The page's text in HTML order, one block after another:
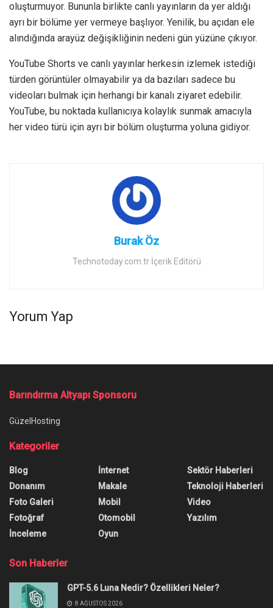
oluşturmuyor. Bununla birlikte canlı yayınların da yer aldığı
ayrı bir bölüme yer vermeye başlıyor. Yenilik, bu açıdan ele
alındığında arayüz değişikliğinin nedeni gün yüzüne çıkıyor.
YouTube Shorts ve canlı yayınlar herkesin izlemek istediği
türden görüntüler olmayabilir ya da bazıları sadece bu
videoları bulmak için herhangi bir kanalı ziyaret edebilir.
YouTube, bu noktada kullanıcıya kolaylık sunmak amacıyla
her video türü için ayrı bir bölüm oluşturma yoluna gidiyor.
Burak Öz
Technotoday.com.tr İçerik Editörü
Yorum Yap
Barındırma Altyapı Sponsoru
GüzelHosting
Kategoriler
Blog
Donanım
Foto Galeri
Fotoğraf
İnceleme
İnternet
Makale
Mobil
Otomobil
Oyun
Sektör Haberleri
Teknoloji Haberleri
Video
Yazılım
Son Haberler
GPT-5.6 Luna Nedir? Özellikleri Neler?
8 AĞUSTOS 2026